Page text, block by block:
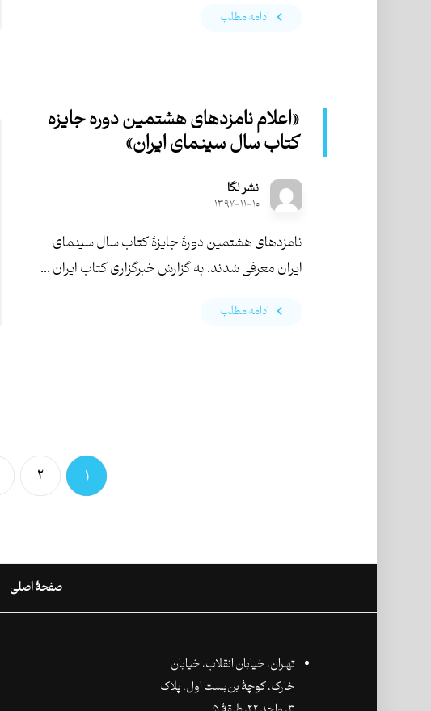
ادامه مطلب
«اعلام نامزدهای هشتمین دوره جایزه
کتاب سال سینمای ایران»
نشر لگا
۱۳۹۷-۱۱-۱۰
نامزدهای هشتمین دورۀ جایزۀ کتاب سال سینمای
ایران معرفی شدند. به گزارش خبرگزاری کتاب ایران ...
ادامه مطلب
۱ ۲
صفحۀ اصلی
تهـران،‌ خیابان انقلاب، خیابان
خارک، کوچۀ بن‌بست اول، پلاک